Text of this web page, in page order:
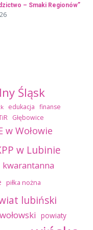
– Smaki Regionów”
Śląsk
edukacja finanse
Głębowice
w Wołowie
w Lubinie
kwarantanna
piłka nożna
lubiński
powiaty